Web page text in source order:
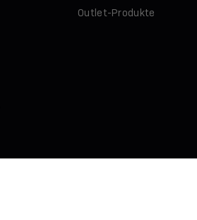
Outlet-Produkte